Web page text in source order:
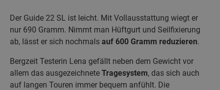
Der Guide 22 SL ist leicht. Mit Vollausstattung wiegt er
nur 690 Gramm. Nimmt man Hüftgurt und Seilfixierung
ab, lässt er sich nochmals auf 600 Gramm reduzieren.
Bergzeit Testerin Lena gefällt neben dem Gewicht vor
allem das ausgezeichnete Tragesystem, das sich auch
auf langen Touren immer bequem anfühlt. Die